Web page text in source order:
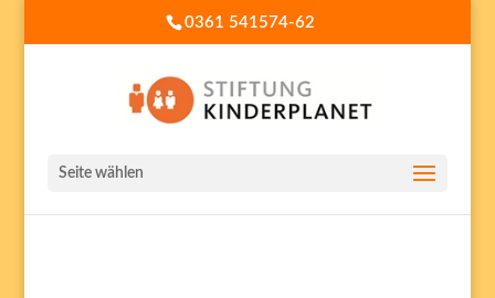
0361 541574-62
Seite wählen